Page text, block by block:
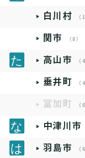
白川村 （
関市 （8）
高山市 （
垂井町 （
富加町 （
中津川市
羽島市 （